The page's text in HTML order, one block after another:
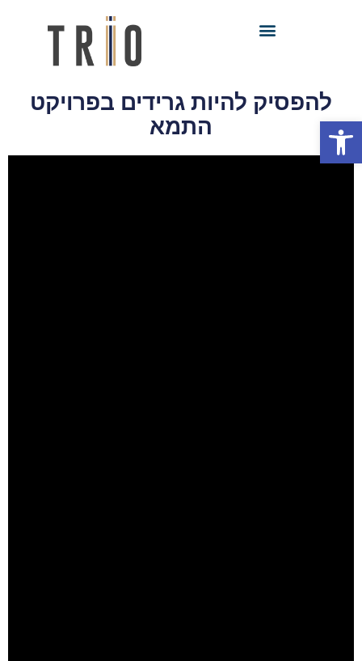
פתח סרגל נגישות
להפסיק להיות גרידים בפרויקט
התמא